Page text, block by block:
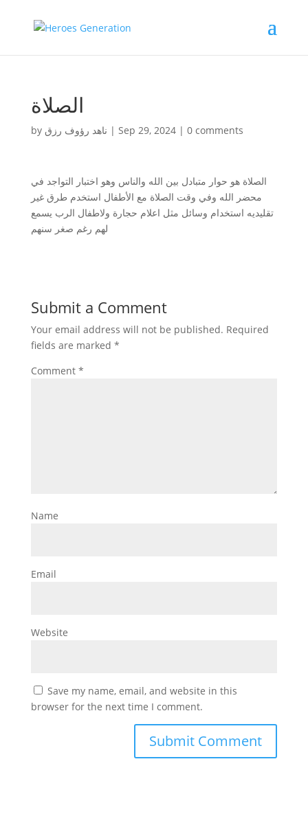
الصلاة
by ناهد رؤوف رزق | Sep 29, 2024| 0 comments
الصلاة هو حوار متبادل بين الله والناس وهو اختبار التواجد في
محضر الله وفي وقت الصلاة مع الأطفال استخدم طرق غير
تقليديه استخدام وسائل مثل اعلام حجارة ولاطفال الرب يسمع
لهم رغم صغر سنهم
Submit a Comment
Your email address will not be published. Required
fields are marked *
Comment *
Name
Email
Website
Save my name, email, and website in this
browser for the next time I comment.